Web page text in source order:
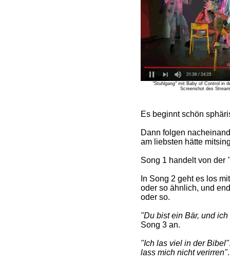
"Stuhlgang"mit Baby of Control in
Screenshot des
Es beginnt schön
Dann folgen
am liebsten hätte
Song 1 handelt von der
In Song 2 geht es los
oder so ähnlich, und
oder so.
"Du bist ein Bär, und
Song 3 an.
"Ich las viel in der Bibel"
lass mich nicht verirren".